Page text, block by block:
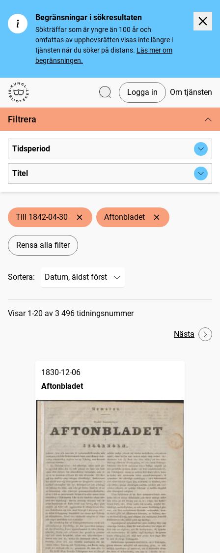
Begränsningar i sökresultaten
Sökträffar som är yngre än 100 år och
omfattas av upphovsrätten visas inte längre i
tjänsten när du söker på distans. Läs mer om
begränsningen.
Svenska tidningar
Logga in Om tjänsten
Filtrera
Tidsperiod
Titel
Till 1842-04-30 Aftonbladet
Rensa alla filter
Sortera:
Sökresultat
Visar 1-20 av 3 496 tidningsnummer
Nästa
1830-12-06
Aftonbladet